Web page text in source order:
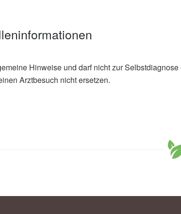
Hinweise und darf nicht zur
Arztbesuch nicht ersetzen.